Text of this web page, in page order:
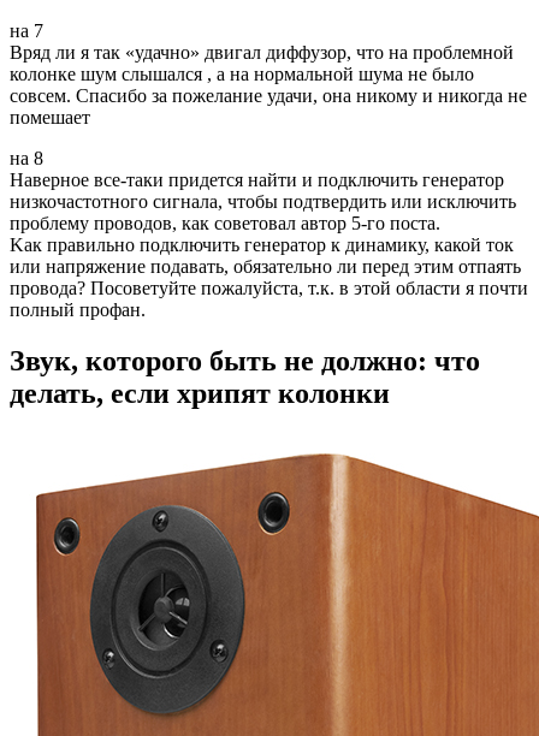
на 7
Вряд ли я так «удачно» двигал диффузор, что на проблемной
колонке шум слышался , а на нормальной шума не было
совсем. Спасибо за пожелание удачи, она никому и никогда не
помешает
на 8
Наверное все-таки придется найти и подключить генератор
низкочастотного сигнала, чтобы подтвердить или исключить
проблему проводов, как советовал автор 5-го поста.
Kак правильно подключить генератор к динамику, какой ток
или напряжение подавать, обязательно ли перед этим отпаять
провода? Посоветуйте пожалуйста, т.к. в этой области я почти
полный профан.
Звук, которого быть не должно: что
делать, если хрипят колонки